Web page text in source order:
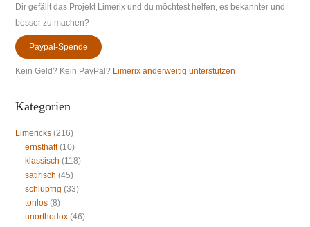
Dir gefällt das Projekt Limerix und du möchtest helfen, es bekannter und
besser zu machen?
Paypal-Spende
Kein Geld? Kein PayPal? Limerix anderweitig unterstützen
Kategorien
Limericks(216)
ernsthaft(10)
klassisch (118)
satirisch (45)
schlüpfrig (33)
tonlos(8)
unorthodox(46)